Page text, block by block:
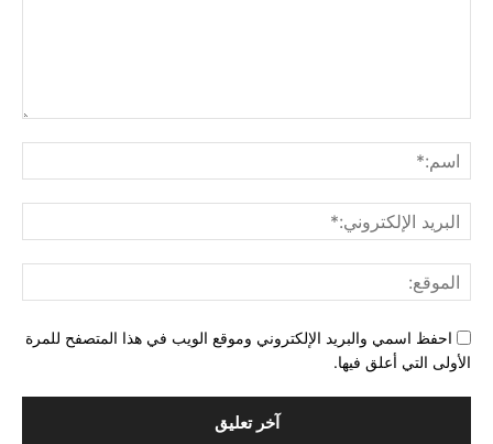
احفظ اسمي والبريد الإلكتروني وموقع الويب في هذا المتصفح للمرة
الأولى التي أعلق فيها.